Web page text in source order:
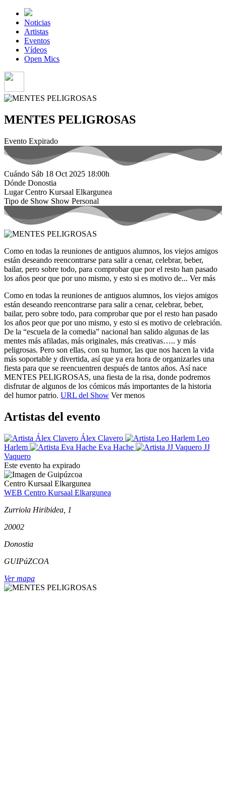
Noticias
Artistas
Eventos
Vídeos
Open Mics
MENTES PELIGROSAS
Evento Expirado
Cuándo Sáb 18 Oct 2025 18:00h
Dónde Donostia
LugarCentro Kursaal Elkargunea
Tipo de Show Show Personal
Como en todas la reuniones de antiguos alumnos, los viejos amigos
están deseando reencontrarse para salir a cenar, celebrar, beber,
bailar, pero sobre todo, para comprobar que por el resto han pasado
los años peor que por uno mismo, y esto si es motivo de... Ver más
Como en todas la reuniones de antiguos alumnos, los viejos amigos
están deseando reencontrarse para salir a cenar, celebrar, beber,
bailar, pero sobre todo, para comprobar que por el resto han pasado
los años peor que por uno mismo, y esto si es motivo de celebración.
De la “escuela de la comedia” nacional han salido algunas de las
mentes más afiladas, más originales, más creativas….. y más
peligrosas. Pero son ellas, con su humor, las que nos hacen la vida
más soportable y divertida, así que ya era hora de organizarles una
fiesta para que se reencuentren después de tantos años. Así nace
MENTES PELIGROSAS, una fiesta de la risa, donde podremos
disfrutar de algunos de los cómicos más importantes de la historia
del humor patrio. URL del Show Ver menos
Artistas del evento
Álex Clavero
Leo
Harlem
Eva Hache
JJ
Vaquero
Este evento ha expirado
Centro Kursaal Elkargunea
WEB Centro Kursaal Elkargunea
Zurriola Hiribidea, 1
20002
Donostia
GUIPúZCOA
Ver mapa